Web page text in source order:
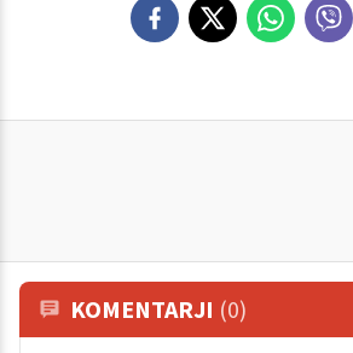
KOMENTARJI (0)